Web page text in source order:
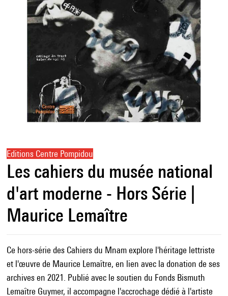
Editions Centre Pompidou
Les cahiers du musée national
d'art moderne - Hors Série |
Maurice Lemaître
Ce hors-série des Cahiers du Mnam explore l'héritage lettriste
et l'œuvre de Maurice Lemaître, en lien avec la donation de ses
archives en 2021. Publié avec le soutien du Fonds Bismuth
Lemaître Guymer, il accompagne l'accrochage dédié à l'artiste